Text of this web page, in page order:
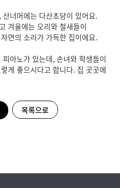
너머에는 다산초당이 있어요.
겨울에는 오리와 철새들이
연의 소리가 가득한 집이에요.
아노가 있는데, 손녀와 학생들이
게 좋으시다고 합니다. 집 곳곳에
목록으로